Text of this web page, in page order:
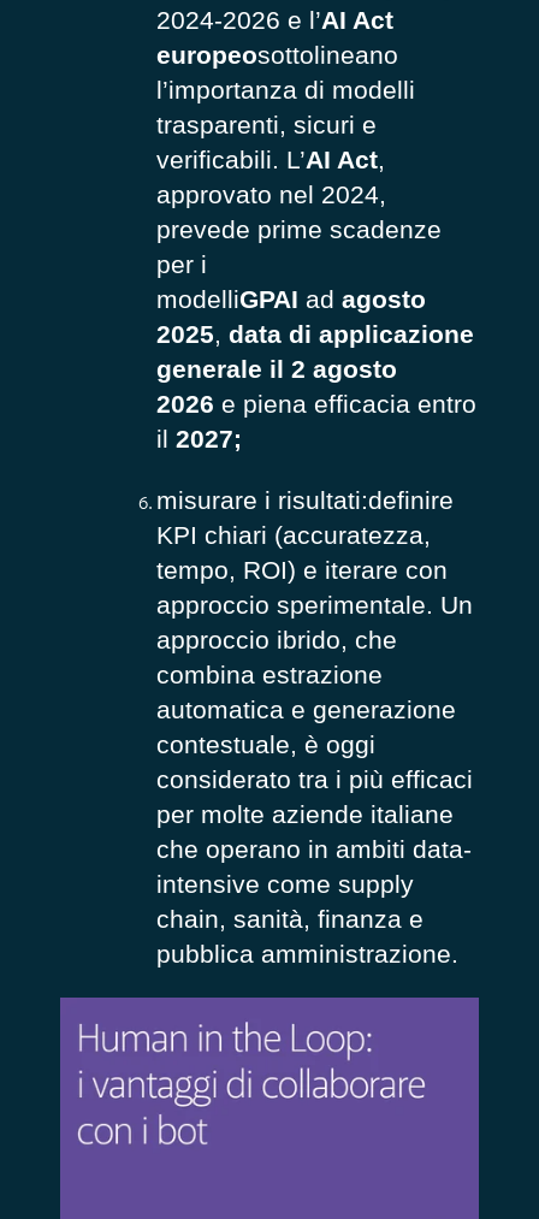
2024-2026 e l’AI Act
europeosottolineano
l’importanza di modelli
trasparenti, sicuri e
verificabili. L’AI Act,
approvato nel 2024,
prevede prime scadenze
per i
modelliGPAI ad agosto
2025, data di applicazione
generale il 2 agosto
2026 e piena efficacia entro
il 2027;
misurare i risultati:definire
KPI chiari (accuratezza,
tempo, ROI) e iterare con
approccio sperimentale. Un
approccio ibrido, che
combina estrazione
automatica e generazione
contestuale, è oggi
considerato tra i più efficaci
per molte aziende italiane
che operano in ambiti data-
intensive come supply
chain, sanità, finanza e
pubblica amministrazione.